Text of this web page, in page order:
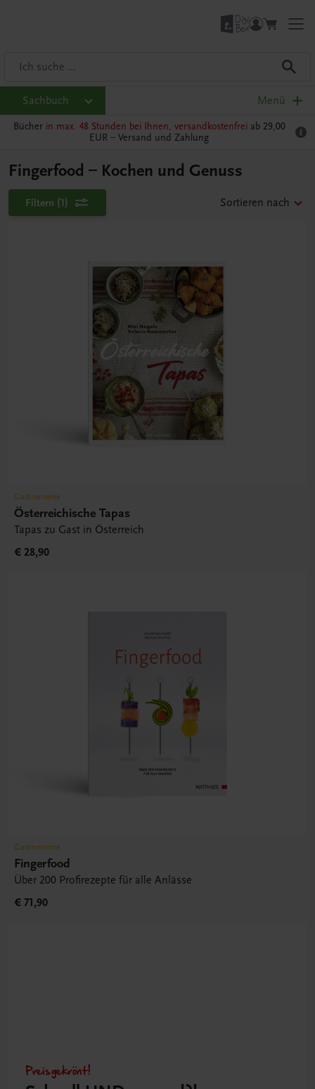
Sachbuch Menü
Bücher in max. 48 Stunden bei Ihnen, versandkostenfrei ab 29,00
EUR – Versand und Zahlung
Fingerfood – Kochen und Genuss
Filtern (1) Sortieren nach
Gastronomie
Österreichische Tapas
Tapas zu Gast in Österreich
€ 28,90
Gastronomie
Fingerfood
Über 200 Profirezepte für alle Anlässe
€ 71,90
Preisgekrönt!